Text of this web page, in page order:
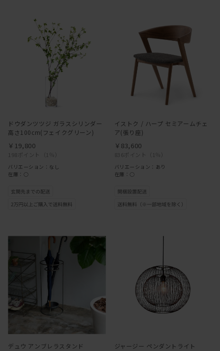
ドウダンツツジ ガラスシリンダー
高さ100cm(フェイクグリーン)
198ポイント （1％）
￥19,800
バリエーション：なし
在庫：○
イストク / ハープ セミアームチェ
ア(張り座)
836ポイント （1％）
￥83,600
バリエーション：あり
在庫：○
デュウ アンブレラスタンド ジャージー ペンダントライト